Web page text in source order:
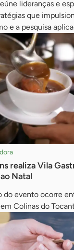
lideranças e
que
e a pesquisa
realiza Vila
Natal
do evento ocorre
Colinas do